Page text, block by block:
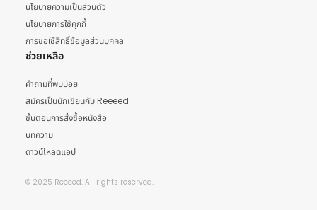
นโยบายความเป็นส่วนตัว
นโยบายการใช้คุกกี้
การขอใช้สิทธิ์ข้อมูลส่วนบุคคล
ช่วยเหลือ
คำถามที่พบบ่อย
สมัครเป็นนักเขียนกับ Reeeed
ขั้นตอนการสั่งซื้อหนังสือ
บทความ
ดาวน์โหลดแอป
© 2025 Reeeed. All rights reserved.